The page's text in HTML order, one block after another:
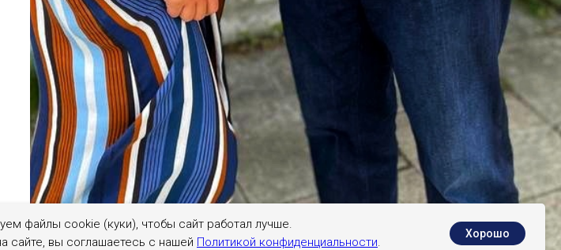
файлы cookie (куки), чтобы сайт работал лучше.
сайте, вы соглашаетесь с нашей Политикой конфиденциальности.
Хорошо